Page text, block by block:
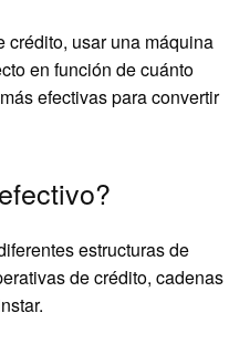
crédito, usar una máquina
en función de cuánto
efectivas para convertir
estructuras de
de crédito, cadenas